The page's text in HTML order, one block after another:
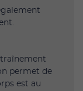
permet de
est au